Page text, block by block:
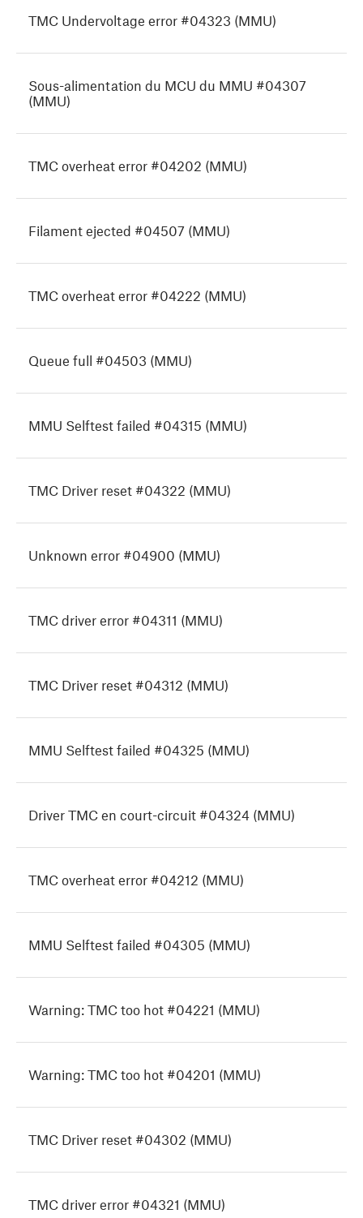
TMC Undervoltage error #04323 (MMU)
Sous-alimentation du MCU du MMU #04307
(MMU)
TMC overheat error #04202 (MMU)
Filament ejected #04507 (MMU)
TMC overheat error #04222 (MMU)
Queue full #04503 (MMU)
MMU Selftest failed #04315 (MMU)
TMC Driver reset #04322 (MMU)
Unknown error #04900 (MMU)
TMC driver error #04311 (MMU)
TMC Driver reset #04312 (MMU)
MMU Selftest failed #04325 (MMU)
Driver TMC en court-circuit #04324 (MMU)
TMC overheat error #04212 (MMU)
MMU Selftest failed #04305 (MMU)
Warning: TMC too hot #04221 (MMU)
Warning: TMC too hot #04201 (MMU)
TMC Driver reset #04302 (MMU)
TMC driver error #04321 (MMU)